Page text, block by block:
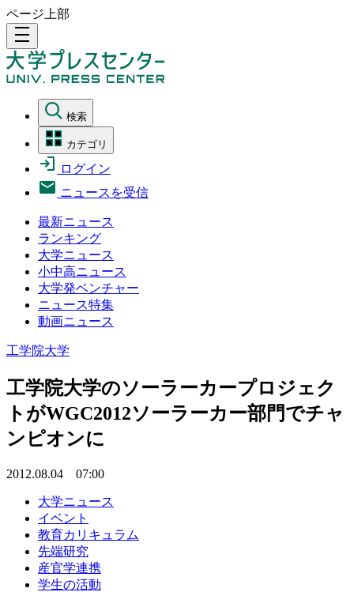
ページ上部
density_medium
検索
カテゴリ
ログイン
ニュースを受信
最新ニュース
ランキング
大学ニュース
小中高ニュース
大学発ベンチャー
ニュース特集
動画ニュース
工学院大学
工学院大学のソーラーカープロジェク
トがWGC2012ソーラーカー部門でチャ
ンピオンに
2012.08.04 07:00
大学ニュース
イベント
教育カリキュラム
先端研究
産官学連携
学生の活動